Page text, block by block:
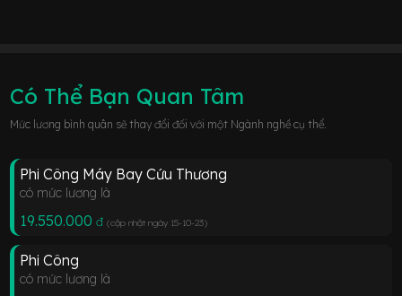
Có Thể Bạn Quan Tâm
Mức lương bình quân sẽ thay đổi đối với một Ngành nghề cụ thể.
Phi Công Máy Bay Cứu Thương
có mức lương là
19.550.000 đ (cập nhật ngày 15-10-23)
Phi Công
có mức lương là